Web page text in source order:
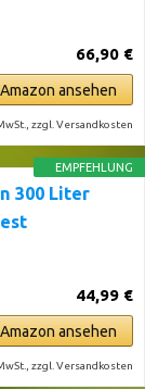
66,90 €
ansehen
zzgl. Versandkosten
EMPFEHLUNG
300 Liter
44,99 €
ansehen
zzgl. Versandkosten